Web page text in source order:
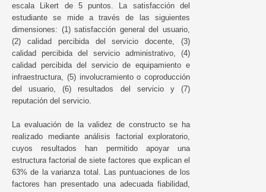
escala Likert de 5 puntos. La satisfacción del
estudiante se mide a través de las siguientes
dimensiones: (1) satisfacción general del usuario,
(2) calidad percibida del servicio docente, (3)
calidad percibida del servicio administrativo, (4)
calidad percibida del servicio de equipamiento e
infraestructura, (5) involucramiento o coproducción
del usuario, (6) resultados del servicio y (7)
reputación del servicio.
La evaluación de la validez de constructo se ha
realizado mediante análisis factorial exploratorio,
cuyos resultados han permitido apoyar una
estructura factorial de siete factores que explican el
63% de la varianza total. Las puntuaciones de los
factores han presentado una adecuada fiabilidad,